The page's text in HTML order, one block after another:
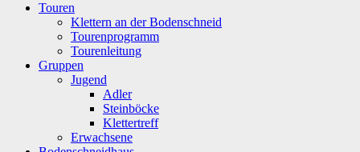
Touren
Klettern an der Bodenschneid
Tourenprogramm
Tourenleitung
Gruppen
Jugend
Adler
Steinböcke
Klettertreff
Erwachsene